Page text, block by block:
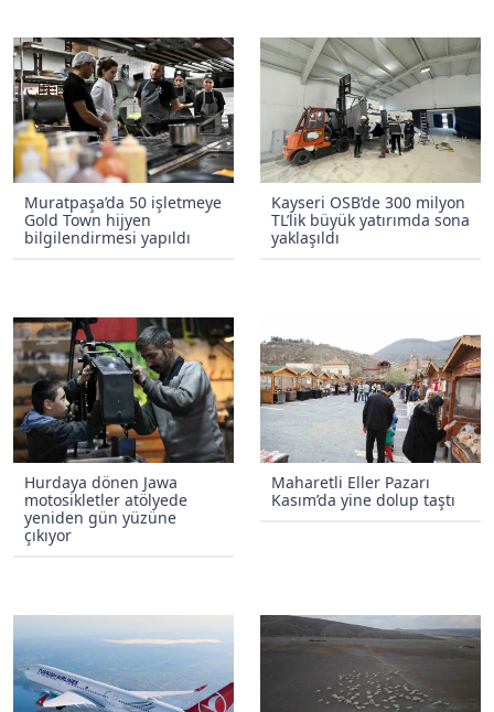
Muratpaşa’da 50 işletmeye
Gold Town hijyen
bilgilendirmesi yapıldı
Kayseri OSB’de 300 milyon
TL’lik büyük yatırımda sona
yaklaşıldı
Hurdaya dönen Jawa
motosikletler atölyede
yeniden gün yüzüne
çıkıyor
Maharetli Eller Pazarı
Kasım’da yine dolup taştı